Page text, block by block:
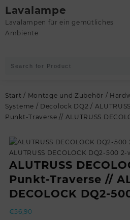
Skip
to
content
Lavalampe
Lavalampen für ein gemütliches
Ambiente
Start / Montage und Zubehör /
Systeme / Decolock DQ2 /
Punkt-Traverse // ALUTRUSS
ALUTRUSS
Punkt-Traverse //
DECOLOCK DQ2-
€56,90